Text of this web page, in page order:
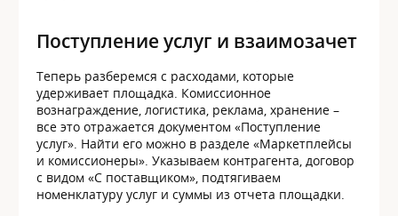
Поступление услуг и взаимозачет
Теперь разберемся с расходами, которые
удерживает площадка. Комиссионное
вознаграждение, логистика, реклама, хранение –
все это отражается документом «Поступление
услуг». Найти его можно в разделе «Маркетплейсы
и комиссионеры». Указываем контрагента, договор
с видом «С поставщиком», подтягиваем
номенклатуру услуг и суммы из отчета площадки.